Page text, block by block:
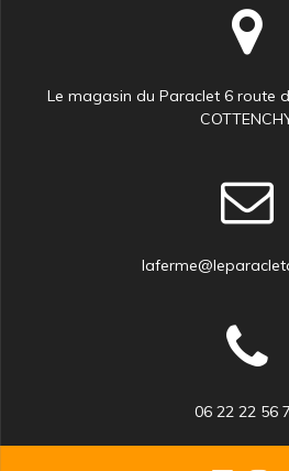
Le magasin du Paraclet 6 route
06 22 22 56